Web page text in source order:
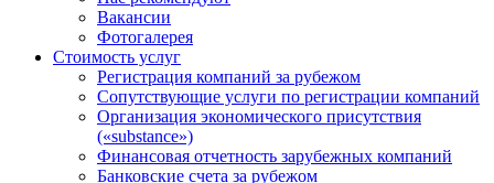
Вакансии
Фотогалерея
Стоимость услуг
Регистрация компаний за рубежом
Сопутствующие услуги по регистрации компаний
Организация экономического присутствия
(«substance»)
Финансовая отчетность зарубежных компаний
Банковские счета за рубежом